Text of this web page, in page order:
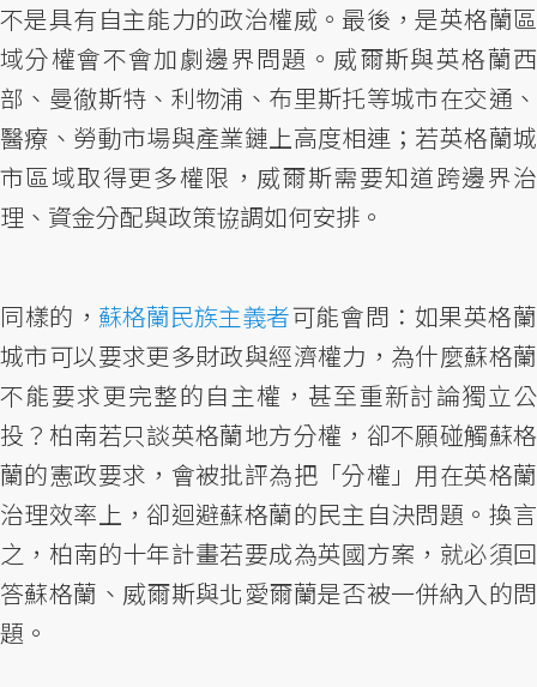
不是具有自主能力的政治權威。最後，是英格蘭區
域分權會不會加劇邊界問題。威爾斯與英格蘭西
部、曼徹斯特、利物浦、布里斯托等城市在交通、
醫療、勞動市場與產業鏈上高度相連；若英格蘭城
市區域取得更多權限，威爾斯需要知道跨邊界治
理、資金分配與政策協調如何安排。
同樣的， 蘇格蘭民族主義者可能會問：如果英格蘭
城市可以要求更多財政與經濟權力，為什麼蘇格蘭
不能要求更完整的自主權，甚至重新討論獨立公
投？柏南若只談英格蘭地方分權，卻不願碰觸蘇格
蘭的憲政要求，會被批評為把「分權」用在英格蘭
治理效率上，卻迴避蘇格蘭的民主自決問題。換言
之，柏南的十年計畫若要成為英國方案，就必須回
答蘇格蘭、威爾斯與北愛爾蘭是否被一併納入的問
題。